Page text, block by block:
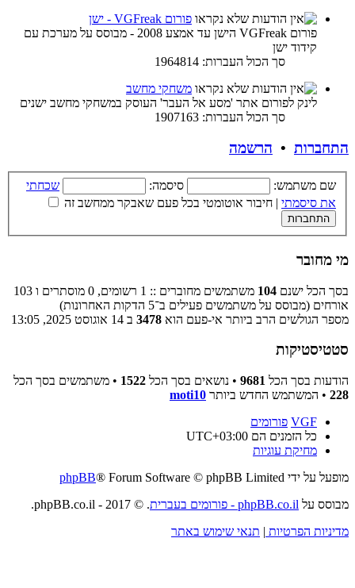
פורום VGFreak - ישן
פורום VGFreak הישן עד אמצע 2008 - מבוסס על מערכת עם
קידוד ישן
סך הכול העברות: 1964814
משחקי מחשב
לינק לפורום אתר 'מסע אל העבר' העוסק במשחקי מחשב ישנים
סך הכול העברות: 1907163
התחברות • הרשמה
שם משתמש: סיסמה:
שכחתי
את סיסמתי | חיבור אוטומטי בכל פעם שאבקר ממחשב זה
מי מחובר
בסך הכל ישנם 104
משתמשים מחוברים :: 1 רשומים, 0 מוסתרים ו 103
אורחים (מבוסס על משתמשים פעילים ב־5 הדקות האחרונות)
מספר הגולשים הרב ביותר אי-פעם הוא 3478 ב 14 אוגוסט 2025, 13:05
סטטיסטיקות
הודעות בסך הכל 9681 • נושאים בסך הכל 1522 • משתמשים בסך הכל
228 • המשתמש החדש ביותר moti10
VGF פורומים
כל הזמנים הם UTC+03:00
מחיקת עוגיות
מופעל על ידי
phpBB® Forum Software © phpBB Limited
מבוסס על phpBB.co.il - פורומים בעברית
. © 2017 - phpBB.co.il.
מדיניות הפרטיות | תנאי שימוש באתר